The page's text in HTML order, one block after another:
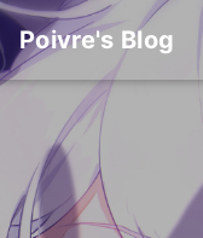
Poivre's Blog